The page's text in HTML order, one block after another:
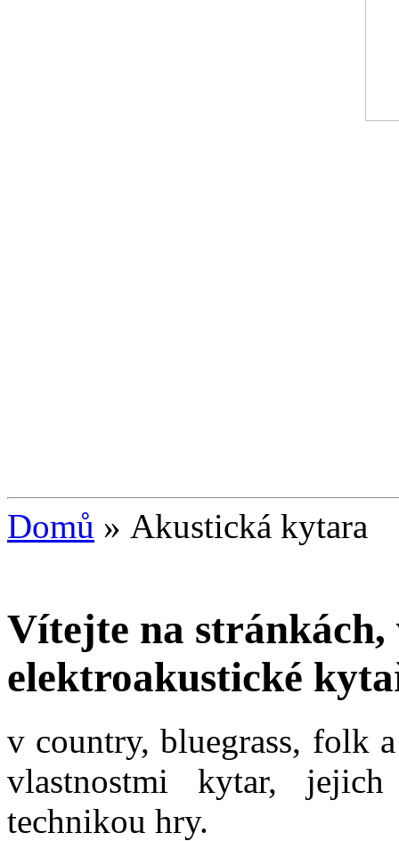
Domů » Akustická kytara
Vítejte na stránkách,
elektroakustické
v country, bluegrass, folk
vlastnostmi kytar,
technikou hry.